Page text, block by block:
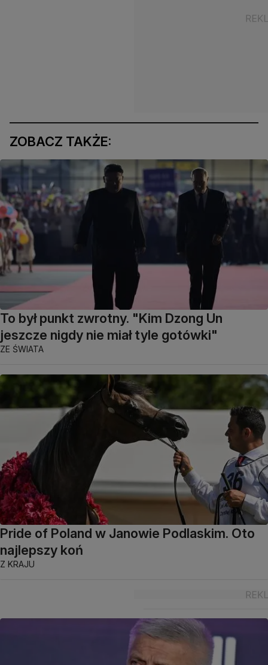
ZOBACZ TAKŻE:
To był punkt zwrotny. "Kim Dzong Un
jeszcze nigdy nie miał tyle gotówki"
ZE ŚWIATA
Pride of Poland w Janowie Podlaskim. Oto
najlepszy koń
Z KRAJU